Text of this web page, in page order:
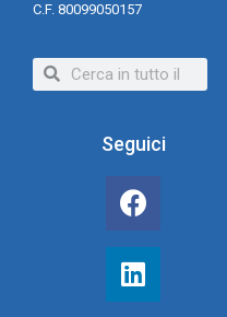
C.F. 80099050157
Seguici